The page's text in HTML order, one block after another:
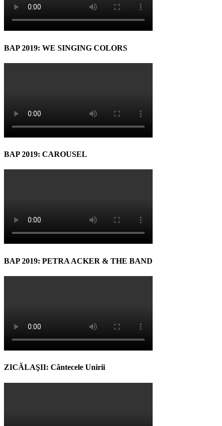
BAP 2019: WE SINGING COLORS
BAP 2019: CAROUSEL
BAP 2019: PETRA ACKER & THE BAND
ZICĂLAŞII: Cântecele Unirii